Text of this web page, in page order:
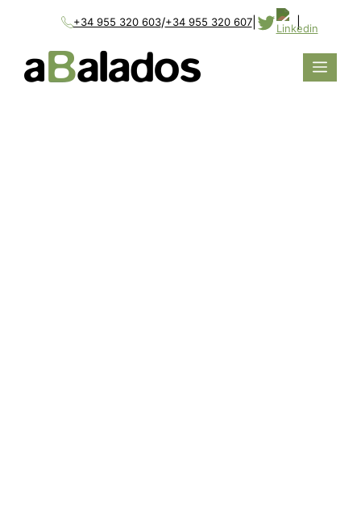
+34 955 320 603/+34 955 320 607|